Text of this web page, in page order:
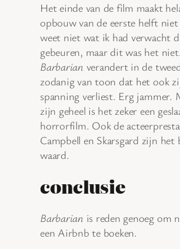
Het einde van de film maakt
opbouw van de eerste helft
weet niet wat ik had verwacht
gebeuren, maar dit was het niet.
Barbarian verandert in de
zodanig van toon dat het ook
spanning verliest. Erg jammer.
zijn geheel is het zeker een
horrorfilm. Ook de
Campbell en Skarsgard zijn het
waard.
conclusie
Barbarian is reden genoeg om
een Airbnb te boeken.